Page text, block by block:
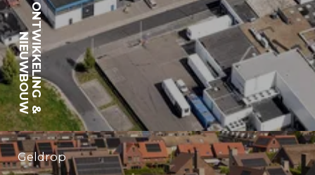
ONTWIKKELING
&
NIEUWBOUW
Geldrop